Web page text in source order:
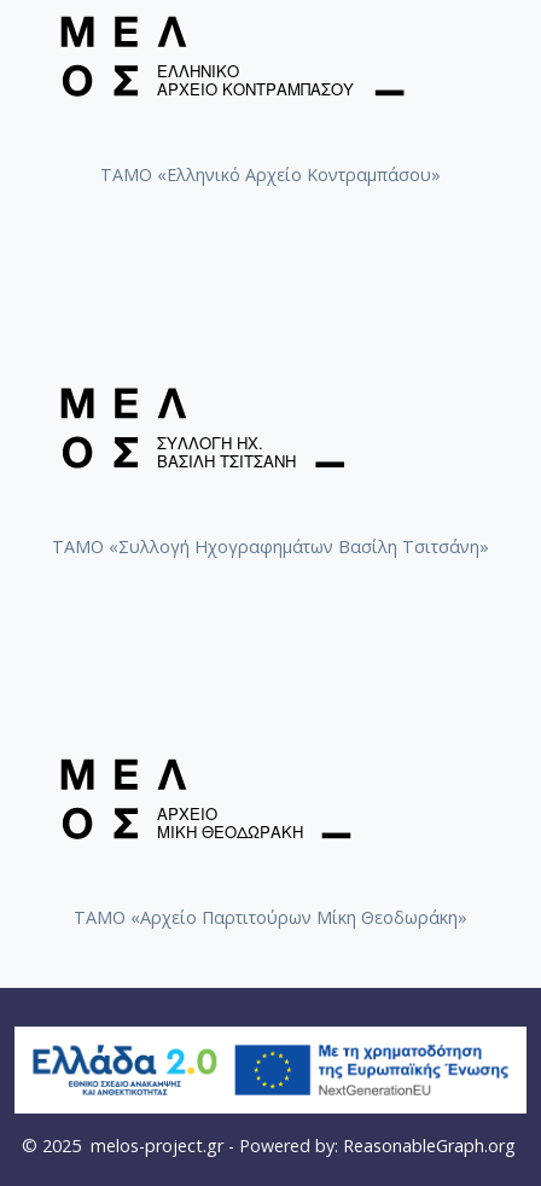
ΤΑΜΟ «Ελληνικό Αρχείο Κοντραμπάσου»
ΤΑΜΟ «Συλλογή Ηχογραφημάτων Βασίλη Τσιτσάνη»
ΤΑΜΟ «Αρχείο Παρτιτούρων Μίκη Θεοδωράκη»
© 2025 melos-project.gr- Powered by: ReasonableGraph.org